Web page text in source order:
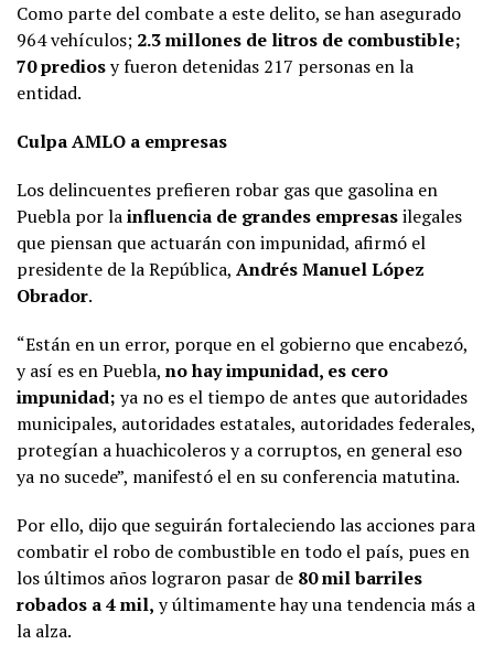
Como parte del combate a este delito, se han asegurado
964 vehículos; 2.3 millones de litros de combustible;
70 prediosy fueron detenidas 217 personas en la
entidad.
Culpa AMLO a empresas
Los delincuentes prefieren robar gas que gasolina en
Puebla por lainfluencia de grandes empresasilegales
que piensan que actuarán con impunidad, afirmó el
presidente de la República, Andrés Manuel López
Obrador.
“Están en un error, porque en el gobierno que encabezó,
y así es en Puebla, no hay impunidad, es cero
impunidad; ya no es el tiempo de antes que autoridades
municipales, autoridades estatales, autoridades federales,
protegían a huachicoleros y a corruptos, en general eso
ya no sucede”, manifestó el en su conferencia matutina.
Por ello, dijo que seguirán fortaleciendo las acciones para
combatir el robo de combustible en todo el país, pues en
los últimos años lograron pasar de 80 mil barriles
robados a 4 mil, y últimamente hay una tendencia más a
la alza.